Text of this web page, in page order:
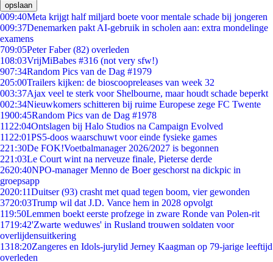
opslaan
009:40Meta krijgt half miljard boete voor mentale schade bij jongeren
009:37Denemarken pakt AI-gebruik in scholen aan: extra mondelinge
examens
709:05Peter Faber (82) overleden
108:03VrijMiBabes #316 (not very sfw!)
907:34Random Pics van de Dag #1979
205:00Trailers kijken: de bioscoopreleases van week 32
003:37Ajax veel te sterk voor Shelbourne, maar houdt schade beperkt
002:34Nieuwkomers schitteren bij ruime Europese zege FC Twente
1900:45Random Pics van de Dag #1978
11 22:04Ontslagen bij Halo Studios na Campaign Evolved
11 22:01PS5-doos waarschuwt voor einde fysieke games
221:30De FOK!Voetbalmanager 2026/2027 is begonnen
221:03Le Court wint na nerveuze finale, Pieterse derde
2620:40NPO-manager Menno de Boer geschorst na dickpic in
groepsapp
2020:11Duitser (93) crasht met quad tegen boom, vier gewonden
3720:03Trump wil dat J.D. Vance hem in 2028 opvolgt
119:50Lemmen boekt eerste profzege in zware Ronde van Polen-rit
1719:42'Zwarte weduwes' in Rusland trouwen soldaten voor
overlijdensuitkering
1318:20Zangeres en Idols-jurylid Jerney Kaagman op 79-jarige leeftijd
overleden